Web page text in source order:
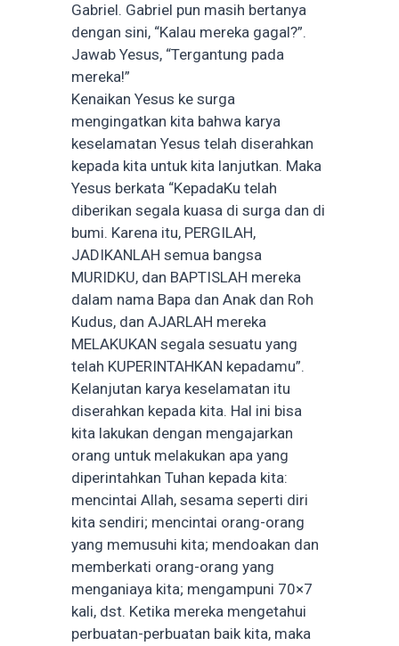
Gabriel. Gabriel pun masih bertanya
dengan sini, “Kalau mereka gagal?”.
Jawab Yesus, “Tergantung pada
mereka!”
Kenaikan Yesus ke surga
mengingatkan kita bahwa karya
keselamatan Yesus telah diserahkan
kepada kita untuk kita lanjutkan. Maka
Yesus berkata “KepadaKu telah
diberikan segala kuasa di surga dan di
bumi. Karena itu, PERGILAH,
JADIKANLAH semua bangsa
MURIDKU, dan BAPTISLAH mereka
dalam nama Bapa dan Anak dan Roh
Kudus, dan AJARLAH mereka
MELAKUKAN segala sesuatu yang
telah KUPERINTAHKAN kepadamu”.
Kelanjutan karya keselamatan itu
diserahkan kepada kita. Hal ini bisa
kita lakukan dengan mengajarkan
orang untuk melakukan apa yang
diperintahkan Tuhan kepada kita:
mencintai Allah, sesama seperti diri
kita sendiri; mencintai orang-orang
yang memusuhi kita; mendoakan dan
memberkati orang-orang yang
menganiaya kita; mengampuni 70×7
kali, dst. Ketika mereka mengetahui
perbuatan-perbuatan baik kita, maka